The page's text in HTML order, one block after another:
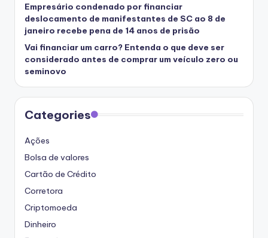
Empresário condenado por financiar
deslocamento de manifestantes de SC ao 8 de
janeiro recebe pena de 14 anos de prisão
Vai financiar um carro? Entenda o que deve ser
considerado antes de comprar um veículo zero ou
seminovo
Categories
Ações
Bolsa de valores
Cartão de Crédito
Corretora
Criptomoeda
Dinheiro